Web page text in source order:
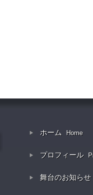
ホーム Home
プロフィール
舞台のお知らせ